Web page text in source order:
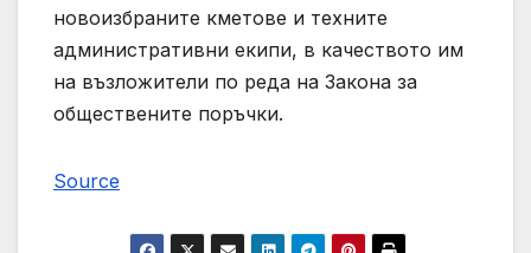
новоизбраните кметове и техните
административни екипи, в качеството им
на възложители по реда на Закона за
обществените поръчки.
Source